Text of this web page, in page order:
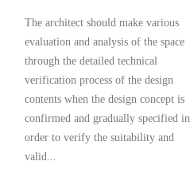
The architect should make various
evaluation and analysis of the space
through the detailed technical
verification process of the design
contents when the design concept is
confirmed and gradually specified in
order to verify the suitability and
valid...